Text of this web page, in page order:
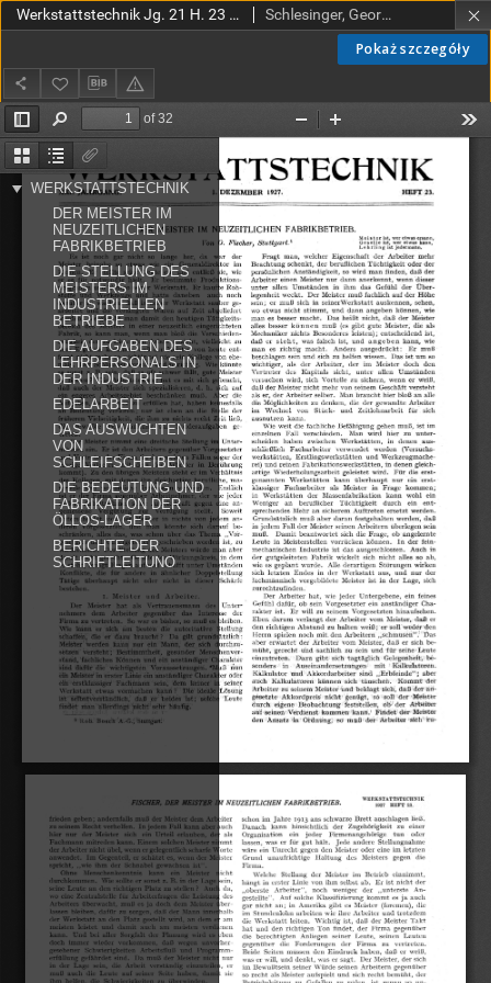
Pokaż szczegóły
Werkstattstechnik Jg. 21 H. 23 (1927) Schlesinger, Georg (1874-1949).